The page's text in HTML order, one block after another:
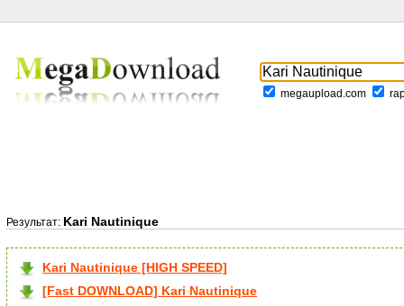
megaupload.com
Результат: Kari Nautinique
Kari Nautinique [HIGH SPEED]
[Fast DOWNLOAD] Kari Nautinique